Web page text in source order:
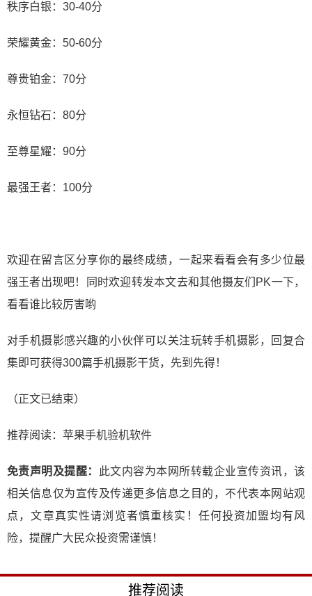
秩序白银：30-40分
荣耀黄金：50-60分
尊贵铂金：70分
永恒钻石：80分
至尊星耀：90分
最强王者：100分
欢迎在留言区分享你的最终成绩，一起来看看会有多少位最
强王者出现吧！同时欢迎转发本文去和其他摄友们PK一下，
看看谁比较厉害哟
对手机摄影感兴趣的小伙伴可以关注玩转手机摄影，回复合
集即可获得300篇手机摄影干货，先到先得！
（正文已结束）
推荐阅读： 苹果手机验机软件
免责声明及提醒：
此文内容为本网所转载企业宣传资讯，该
相关信息仅为宣传及传递更多信息之目的，不代表本网站观
点，文章真实性请浏览者慎重核实！任何投资加盟均有风
险，提醒广大民众投资需谨慎！
推荐阅读